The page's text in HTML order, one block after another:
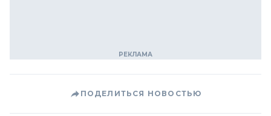
ПОДЕЛИТЬСЯ НОВОСТЬЮ